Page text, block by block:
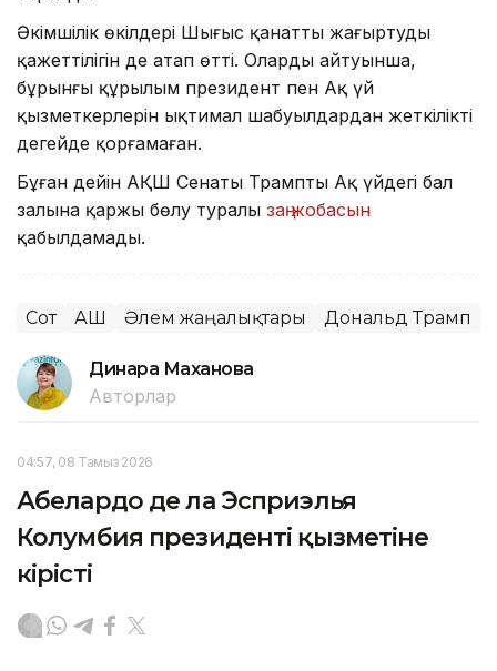
Әкімшілік өкілдері Шығыс қанатты жаңғыртудың
қажеттілігін де атап өтті. Олардың айтуынша,
бұрынғы құрылым президент пен Ақ үй
қызметкерлерін ықтимал шабуылдардан жеткілікті
деңгейде қорғамаған.
Бұған дейін АҚШ Сенаты Трамптың Ақ үйдегі бал
залына қаржы бөлу туралы заң жобасын
қабылдамады.
Сот АҚШ Әлем жаңалықтары Дональд Трамп
Динара Маханова
Авторлар
04:57, 08 Тамыз 2026
Абелардо де ла Эсприэлья
Колумбия президенті қызметіне
кірісті